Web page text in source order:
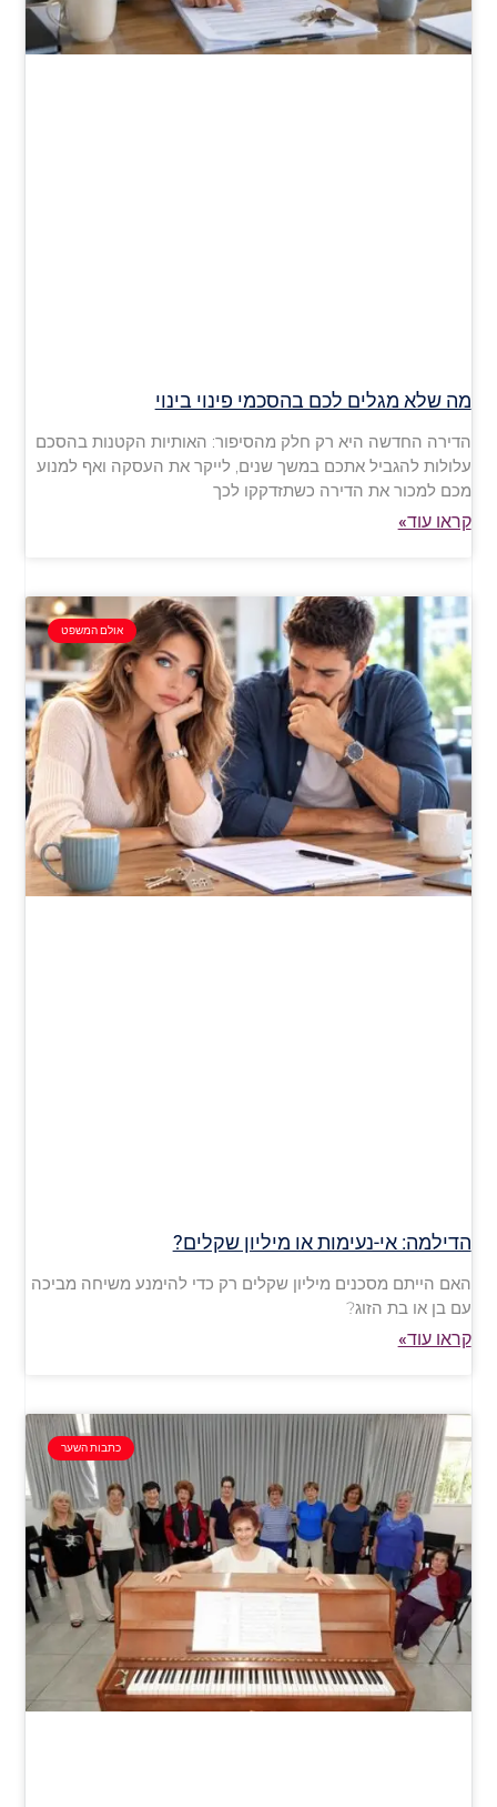
מה שלא מגלים לכם בהסכמי פינוי בינוי
הדירה החדשה היא רק חלק מהסיפור: האותיות הקטנות בהסכם
עלולות להגביל אתכם במשך שנים, לייקר את העסקה ואף למנוע
מכם למכור את הדירה כשתזדקקו לכך
קראו עוד»
אולם המשפט
הדילמה: אי-נעימות או מיליון שקלים?
האם הייתם מסכנים מיליון שקלים רק כדי להימנע משיחה מביכה
עם בן או בת הזוג?
קראו עוד»
כתבות השער